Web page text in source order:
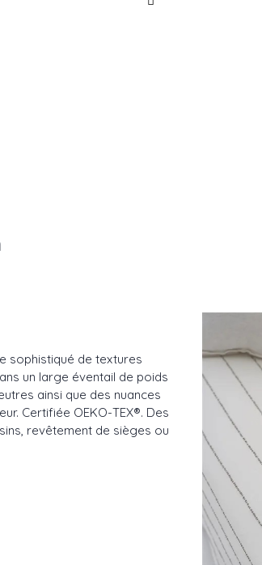
sophistiqué de textures
un large éventail de poids
ainsi que des nuances
Certifiée OEKO-TEX®. Des
revêtement de sièges ou